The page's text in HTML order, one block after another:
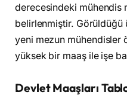
derecesindeki mühendis
belirlenmiştir. Görüldüğü
yeni mezun mühendisler
yüksek bir maaş ile işe
Devlet Maaşları